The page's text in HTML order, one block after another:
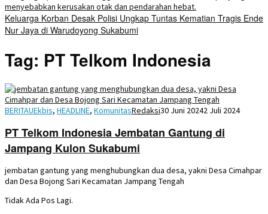
Keluarga Korban Desak Polisi Ungkap Tuntas Kematian Tragis Ende
Nur Jaya di Warudoyong Sukabumi
Tag: PT Telkom Indonesia
BERITAUEkbis, HEADLINE, KomunitasRedaksi30 Juni 20242 Juli 2024
PT Telkom Indonesia Jembatan Gantung di
Jampang Kulon Sukabumi
jembatan gantung yang menghubungkan dua desa, yakni Desa Cimahpar
dan Desa Bojong Sari Kecamatan Jampang Tengah
Tidak Ada Pos Lagi.